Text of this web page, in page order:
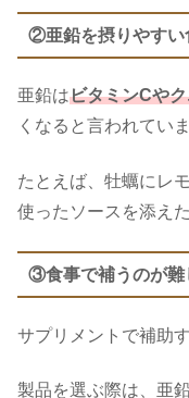
②亜鉛を摂りやすい
亜鉛はビタミンCや
くなると言われていま
たとえば、牡蠣にレ
使ったソースを添え
③食事で補うのが難
サプリメントで補助
製品を選ぶ際は、亜